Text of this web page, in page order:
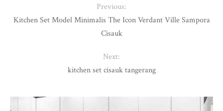
Previous:
Kitchen Set Model Minimalis The Icon Verdant Ville Sampora
Cisauk
Next:
kitchen set cisauk tangerang